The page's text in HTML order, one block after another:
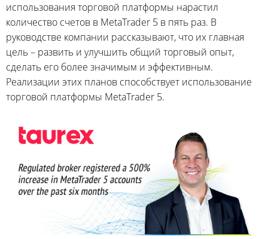
использования торговой платформы нарастил
количество счетов в MetaTrader 5 в пять раз. В
руководстве компании рассказывают, что их главная
цель – развить и улучшить общий торговый опыт,
сделать его более значимым и эффективным.
Реализации этих планов способствует использование
торговой платформы MetaTrader 5.